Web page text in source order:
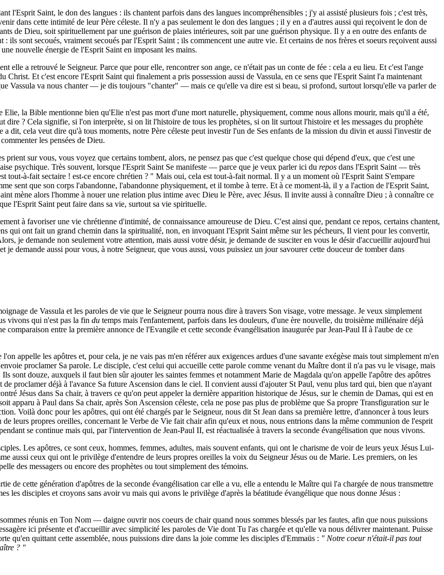
l'Esprit Saint, le don des langues : ils chantent parfois dans des langues incompréhensibles ; j'y ai assisté plusieurs fois ; c'est très,
dans cette intimité de leur Père céleste. Il n'y a pas seulement le don des langues ; il y en a d'autres aussi qui reçoivent le don de
de Dieu, soit spirituellement par une guérison de plaies intérieures, soit par une guérison physique. Il y a en outre des enfants de
sont secoués, vraiment secoués par l'Esprit Saint ; ils commencent une autre vie. Et certains de nos frères et soeurs reçoivent aussi
nouvelle énergie de l'Esprit Saint en imposant les mains.
elle a retrouvé le Seigneur. Parce que pour elle, rencontrer son ange, ce n'était pas un conte de fée : cela a eu lieu. Et c'est l'ange
Et c'est encore l'Esprit Saint qui finalement a pris possession aussi de Vassula, en ce sens que l'Esprit Saint l'a maintenant
Vassula va nous chanter — je dis toujours "chanter" — mais ce qu'elle va dire est si beau, si profond, surtout lorsqu'elle va parler de
la Bible mentionne bien qu'Elie n'est pas mort d'une mort naturelle, physiquement, comme nous allons mourir, mais qu'il a été,
dire ? Cela signifie, si l'on interprète, si on lit l'histoire de tous les prophètes, si on lit surtout l'histoire et les messages du prophète
dit, cela veut dire qu'à tous moments, notre Père céleste peut investir l'un de Ses enfants de la mission du divin et aussi l'investir de
les pensées de Dieu.
sur vous, vous voyez que certains tombent, alors, ne pensez pas que c'est quelque chose qui dépend d'eux, que c'est une
psychique. Très souvent, lorsque l'Esprit Saint Se manifeste — parce que je veux parler ici du repos dans l'Esprit Saint — très
tout-à-fait sectaire ! est-ce encore chrétien ? " Mais oui, cela est tout-à-fait normal. Il y a un moment où l'Esprit Saint S'empare
sent que son corps l'abandonne, l'abandonne physiquement, et il tombe à terre. Et à ce moment-là, il y a l'action de l'Esprit Saint,
mène alors l'homme à nouer une relation plus intime avec Dieu le Père, avec Jésus. Il invite aussi à connaître Dieu ; à connaître ce
l'Esprit Saint peut faire dans sa vie, surtout sa vie spirituelle.
à favoriser une vie chrétienne d'intimité, de connaissance amoureuse de Dieu. C'est ainsi que, pendant ce repos, certains chantent,
qui ont fait un grand chemin dans la spiritualité, non, en invoquant l'Esprit Saint même sur les pécheurs, Il vient pour les convertir,
je demande non seulement votre attention, mais aussi votre désir, je demande de susciter en vous le désir d'accueillir aujourd'hui
demande aussi pour vous, à notre Seigneur, que vous aussi, vous puissiez un jour savourer cette douceur de tomber dans
de Vassula et les paroles de vie que le Seigneur pourra nous dire à travers Son visage, votre message. Je veux simplement
vivons qui n'est pas la fin du temps mais l'enfantement, parfois dans les douleurs, d'une ère nouvelle, du troisième millénaire déjà
entre la première annonce de l'Evangile et cette seconde évangélisation inaugurée par Jean-Paul II à l'aube de ce
appelle les apôtres et, pour cela, je ne vais pas m'en référer aux exigences ardues d'une savante exégèse mais tout simplement m'en
proclamer Sa parole. Le disciple, c'est celui qui accueille cette parole comme venant du Maître dont il n'a pas vu le visage, mais
sont douze, auxquels il faut bien sûr ajouter les saintes femmes et notamment Marie de Magdala qu'on appelle l'apôtre des apôtres
proclamer déjà à l'avance Sa future Ascension dans le ciel. Il convient aussi d'ajouter St Paul, venu plus tard qui, bien que n'ayant
Jésus dans Sa chair, à travers ce qu'on peut appeler la dernière apparition historique de Jésus, sur le chemin de Damas, qui est en
apparu à Paul dans Sa chair, après Son Ascension céleste, cela ne pose pas plus de problème que Sa propre Transfiguration sur le
Voilà donc pour les apôtres, qui ont été chargés par le Seigneur, nous dit St Jean dans sa première lettre, d'annoncer à tous leurs
leurs propres oreilles, concernant le Verbe de Vie fait chair afin qu'eux et nous, nous entrions dans la même communion de l'esprit
se continue mais qui, par l'intervention de Jean-Paul II, est réactualisée à travers la seconde évangélisation que nous vivons.
Les apôtres, ce sont ceux, hommes, femmes, adultes, mais souvent enfants, qui ont le charisme de voir de leurs yeux Jésus Lui-
aussi ceux qui ont le privilège d'entendre de leurs propres oreilles la voix du Seigneur Jésus ou de Marie. Les premiers, on les
des messagers ou encore des prophètes ou tout simplement des témoins.
de cette génération d'apôtres de la seconde évangélisation car elle a vu, elle a entendu le Maître qui l'a chargée de nous transmettre
les disciples et croyons sans avoir vu mais qui avons le privilège d'après la béatitude évangélique que nous donne Jésus :
réunis en Ton Nom — daigne ouvrir nos coeurs de chair quand nous sommes blessés par les fautes, afin que nous puissions
ici présente et d'accueillir avec simplicité les paroles de Vie dont Tu l'as chargée et qu'elle va nous délivrer maintenant. Puisse
qu'en quittant cette assemblée, nous puissions dire dans la joie comme les disciples d'Emmaüs : " Notre coeur n'était-il pas tout
? "